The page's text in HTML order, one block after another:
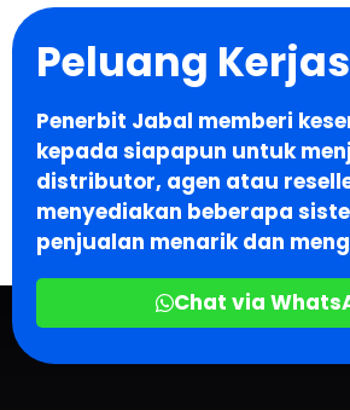
Peluang
Penerbit Jabal memberi
kepada siapapun untuk
distributor, agen atau
menyediakan beberapa
penjualan menarik dan
Chat via